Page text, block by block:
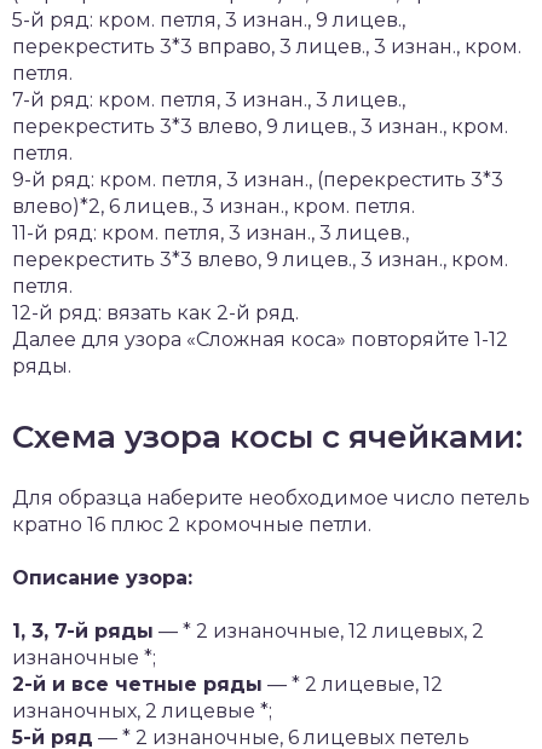
5-й ряд: кром. петля, 3 изнан., 9 лицев.,
перекрестить 3*3 вправо, 3 лицев., 3 изнан., кром.
петля.
7-й ряд: кром. петля, 3 изнан., 3 лицев.,
перекрестить 3*3 влево, 9 лицев., 3 изнан., кром.
петля.
9-й ряд: кром. петля, 3 изнан., (перекрестить 3*3
влево)*2, 6 лицев., 3 изнан., кром. петля.
11-й ряд: кром. петля, 3 изнан., 3 лицев.,
перекрестить 3*3 влево, 9 лицев., 3 изнан., кром.
петля.
12-й ряд: вязать как 2-й ряд.
Далее для узора «Сложная коса» повторяйте 1-12
ряды.
Схема узора косы с ячейками:
Для образца наберите необходимое число петель
кратно 16 плюс 2 кромочные петли.
Описание узора:
1, 3, 7-й ряды — * 2 изнаночные, 12 лицевых, 2
изнаночные *;
2-й и все четные ряды — * 2 лицевые, 12
изнаночных, 2 лицевые *;
5-й ряд — * 2 изнаночные, 6 лицевых петель